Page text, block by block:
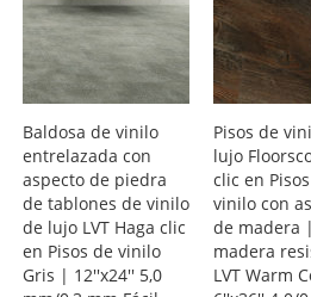
Baldosa de vinilo
entrelazada con
aspecto de piedra
de tablones de vinilo
de lujo LVT Haga clic
en Pisos de vinilo
Gris | 12''x24'' 5,0
Pisos de
lujo
clic en
vinilo con
de madera
madera
LVT Warm